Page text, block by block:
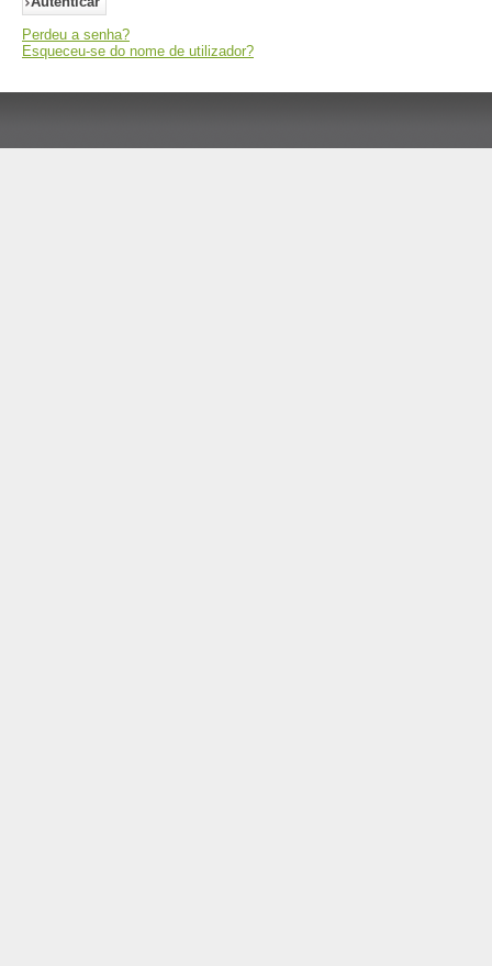
Perdeu a senha?
Esqueceu-se do nome de utilizador?